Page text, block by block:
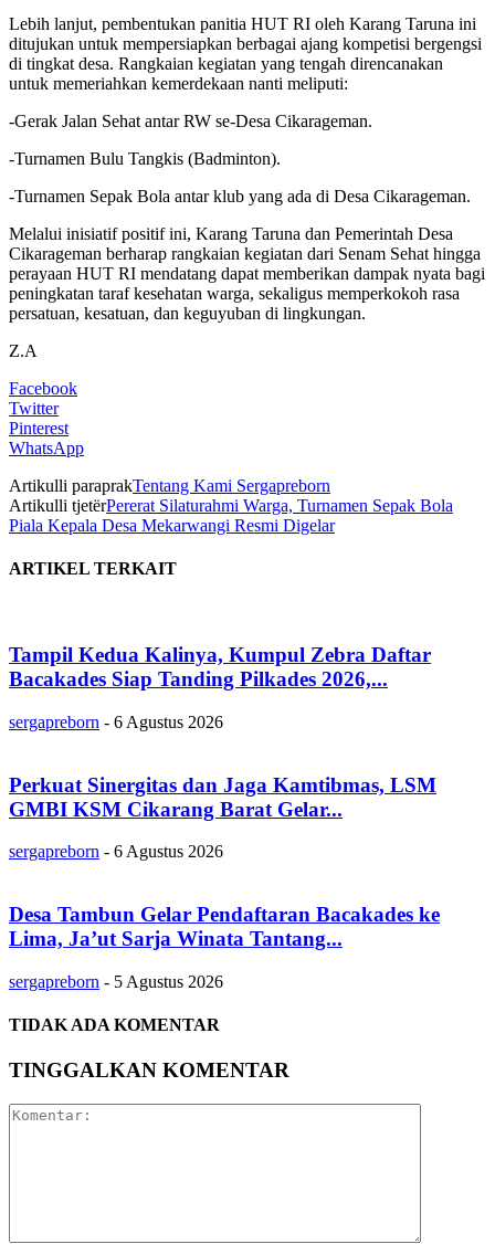
Lebih lanjut, pembentukan panitia HUT RI oleh Karang Taruna ini
ditujukan untuk mempersiapkan berbagai ajang kompetisi bergengsi
di tingkat desa. Rangkaian kegiatan yang tengah direncanakan
untuk memeriahkan kemerdekaan nanti meliputi:
-Gerak Jalan Sehat antar RW se-Desa Cikarageman.
-Turnamen Bulu Tangkis (Badminton).
-Turnamen Sepak Bola antar klub yang ada di Desa Cikarageman.
Melalui inisiatif positif ini, Karang Taruna dan Pemerintah Desa
Cikarageman berharap rangkaian kegiatan dari Senam Sehat hingga
perayaan HUT RI mendatang dapat memberikan dampak nyata bagi
peningkatan taraf kesehatan warga, sekaligus memperkokoh rasa
persatuan, kesatuan, dan keguyuban di lingkungan.
Z.A
Facebook
Twitter
Pinterest
WhatsApp
Artikulli paraprakTentang Kami Sergapreborn
Artikulli tjetërPererat Silaturahmi Warga, Turnamen Sepak Bola
Piala Kepala Desa Mekarwangi Resmi Digelar
ARTIKEL TERKAIT
Tampil Kedua Kalinya, Kumpul Zebra Daftar
Bacakades Siap Tanding Pilkades 2026,...
sergapreborn - 6 Agustus 2026
Perkuat Sinergitas dan Jaga Kamtibmas, LSM
GMBI KSM Cikarang Barat Gelar...
sergapreborn - 6 Agustus 2026
Desa Tambun Gelar Pendaftaran Bacakades ke
Lima, Ja’ut Sarja Winata Tantang...
sergapreborn - 5 Agustus 2026
TIDAK ADA KOMENTAR
TINGGALKAN KOMENTAR